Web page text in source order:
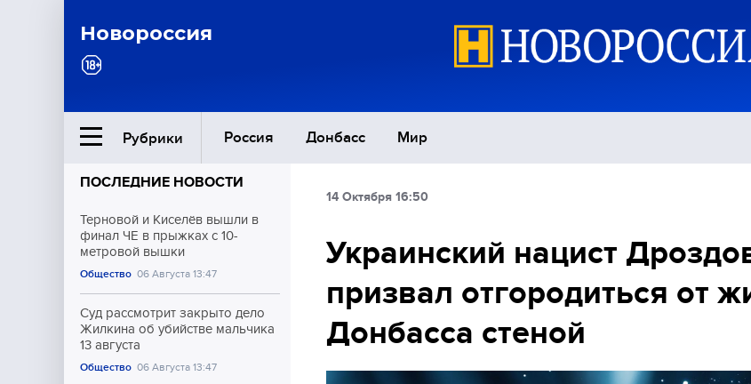
Новороссия
Рубрики Россия Донбасс Мир
Ближний Восток
Общество
Экономика
Культура
ПОСЛЕДНИЕ НОВОСТИ
Терновой и Киселёв вышли в
финал ЧЕ в прыжках с 10-
метровой вышки
Общество 06 Августа 13:47
Суд рассмотрит закрыто дело
Жилкина об убийстве мальчика
13 августа
Общество 06 Августа 13:47
14 Октября 16:50
Украинский нацист
призвал отгородиться от
Донбасса стеной